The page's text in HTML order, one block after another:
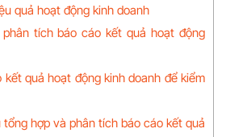
quả hoạt động kinh doanh
tích báo cáo kết quả hoạt động
quả hoạt động kinh doanh để kiểm
tổng hợp và phân tích báo cáo kết quả